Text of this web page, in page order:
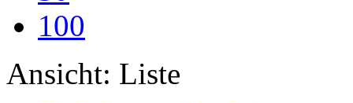
100
Ansicht: Liste